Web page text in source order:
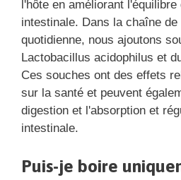
l'hôte en améliorant
intestinale. Dans la chaîne
quotidienne, nous ajoutons
Lactobacillus acidophilus et
Ces souches ont des effets
sur la santé et peuvent
digestion et l'absorption et
intestinale.
Puis-je boire